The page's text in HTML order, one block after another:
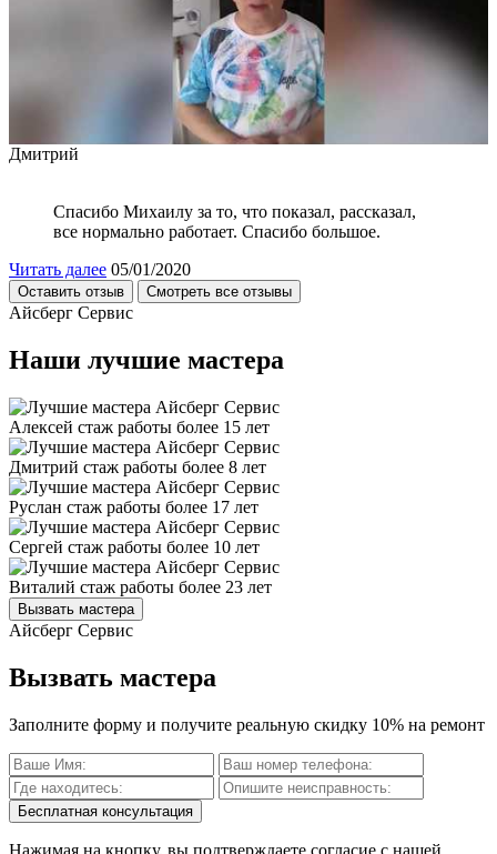
Дмитрий
Спасибо Михаилу за то, что показал, рассказал,
все нормально работает. Спасибо большое.
Читать далее 05/01/2020
Оставить отзыв Смотреть все отзывы
Айсберг Сервис
Наши лучшие мастера
Алексей стаж работы более 15 лет
Дмитрий стаж работы более 8 лет
Руслан стаж работы более 17 лет
Сергей стаж работы более 10 лет
Виталий стаж работы более 23 лет
Вызвать мастера
Айсберг Сервис
Вызвать мастера
Заполните форму и получите реальную скидку 10% на ремонт
Бесплатная консультация
Нажимая на кнопку, вы подтверждаете согласие с нашей